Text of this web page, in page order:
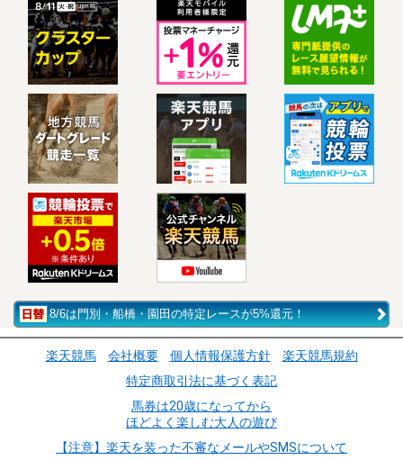
8/6は門別・船橋・園田の特定レースが5%還元！
楽天競馬 会社概要 個人情報保護方針
楽天競馬規約
特定商取引法に基づく表記
馬券は20歳になってから
ほどよく楽しむ大人の遊び
【注意】楽天を装った不審なメールやSMSについて